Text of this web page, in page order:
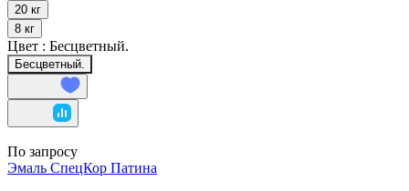
20 кг
8 кг
Цвет : Бесцветный.
Бесцветный.
По запросу
Эмаль СпецКор Патина